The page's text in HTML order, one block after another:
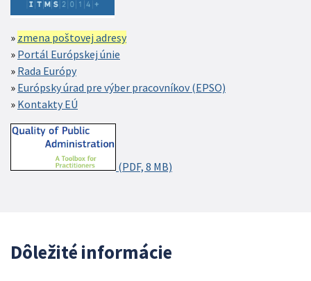
zmena poštovej adresy
Portál Európskej únie
Rada Európy
Európsky úrad pre výber pracovníkov (EPSO)
Kontakty EÚ
(PDF, 8 MB)
Dôležité informácie